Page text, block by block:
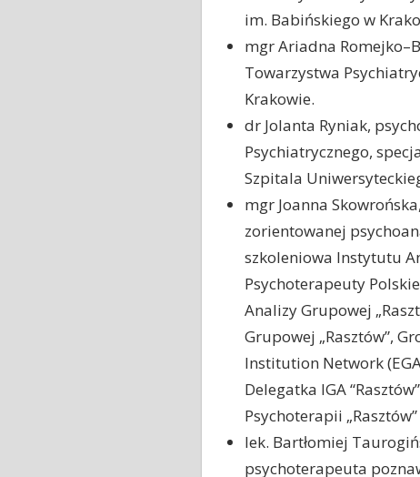
im. Babińskiego w
mgr Ariadna
Towarzystwa
Krakowie.
dr Jolanta Ryniak,
Psychiatrycznego,
Szpitala
mgr Joanna
zorientowanej
szkoleniowa Instytutu
Psychoterapeuty
Analizy Grupowej
Grupowej „Rasztów”,
Institution Network
Delegatka IGA
Psychoterapii
lek. Bartłomiej
psychoterapeuta